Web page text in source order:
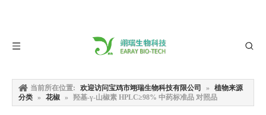
当前所在位置: 欢迎访问宝鸡市翊瑞生物科技有限公司 »
植物来源
分类 » 花椒 » 羟基-γ-山椒素 HPLC≥98% 中药标准品 对照品